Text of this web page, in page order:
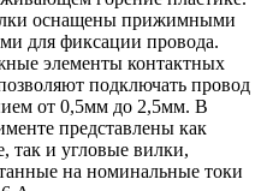
оснащены прижимными
для фиксации провода.
элементы контактных
подключать провод
от 0,5мм до 2,5мм. В
представлены как
так и угловые вилки,
на номинальные токи